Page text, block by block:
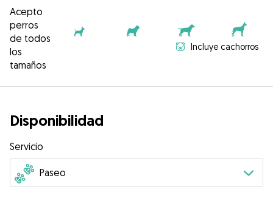
Acepto
perros
de todos
los
tamaños
Incluye cachorros
Disponibilidad
Servicio